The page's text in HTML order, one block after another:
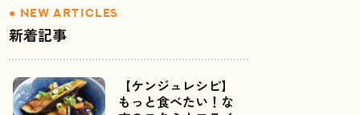
新着記事
【ケンジュレシピ】
もっと食べたい！な